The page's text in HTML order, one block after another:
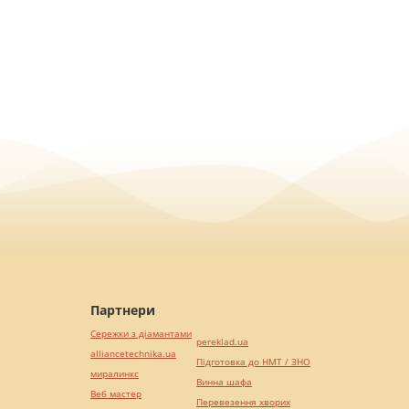
Партнери
Сережки з діамантами
alliancetechnika.ua
миралинкс
Веб мастер
pereklad.ua
Підготовка до НМТ / ЗНО
Винна шафа
Перевезення хворих